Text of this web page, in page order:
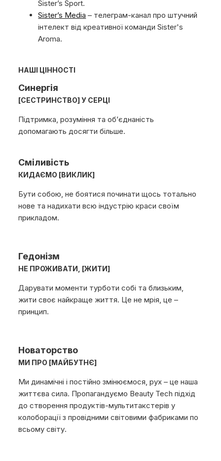
Sister’s Sport.
Sister’s Media – телеграм-канал про штучний
інтелект від креативної команди Sister's
Aroma.
НАШІ ЦІННОСТІ
Синергія
[СЕСТРИНСТВО] У СЕРЦІ
Підтримка, розуміння та об’єднаність
допомагають досягти більше.
Сміливість
КИДАЄМО [ВИКЛИК]
Бути собою, не боятися починати щось тотально
нове та надихати всю індустрію краси своїм
прикладом.
Гедонізм
НЕ ПРОЖИВАТИ, [ЖИТИ]
Дарувати моменти турботи собі та близьким,
жити своє найкраще життя. Це не мрія, це –
принцип.
Новаторство
МИ ПРО [МАЙБУТНЄ]
Ми динамічні і постійно змінюємося, рух – це наша
життєва сила. Пропагандуємо Beauty Tech підхід
до створення продуктів-мультитакстерів у
колоборації з провідними світовими фабриками по
всьому світу.